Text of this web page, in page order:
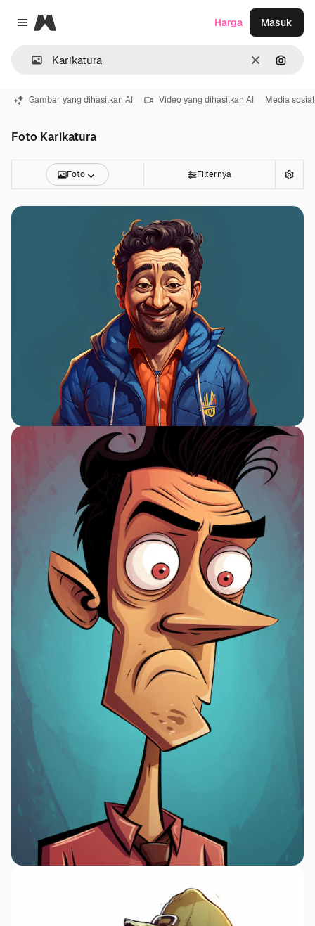
Close menu
Magnific
Jernih
Harga Masuk
Gambar yang dihasilkan AI Video yang dihasilkan AI Media sosial
Foto Karikatura
Foto Filternya